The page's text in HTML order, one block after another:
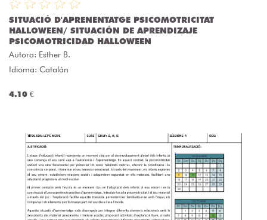
SITUACIÓ D'APRENENTATGE PSICOMOTRICITAT
HALLOWEEN/ SITUACIÓN DE APRENDIZAJE
PSICOMOTRICIDAD HALLOWEEN
Autora: Esther B.
Idioma: Catalán
4.10 €